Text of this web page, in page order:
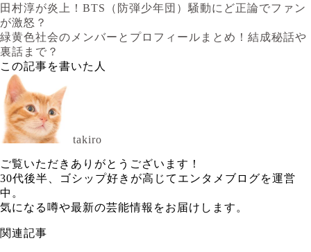
田村淳が炎上！BTS（防弾少年団）騒動にど正論でファン
が激怒？
緑黄色社会のメンバーとプロフィールまとめ！結成秘話や
裏話まで？
この記事を書いた人
takiro
ご覧いただきありがとうございます！
30代後半、ゴシップ好きが高じてエンタメブログを運営
中。
気になる噂や最新の芸能情報をお届けします。
関連記事